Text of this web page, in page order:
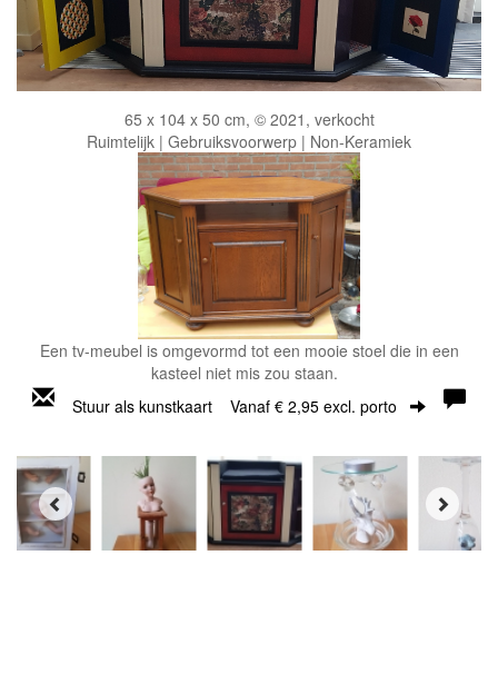
65 x 104 x 50 cm, © 2021, verkocht
Ruimtelijk | Gebruiksvoorwerp | Non-Keramiek
Een tv-meubel is omgevormd tot een mooie stoel die in een
kasteel niet mis zou staan.
Stuur als kunstkaart Vanaf € 2,95 excl. porto